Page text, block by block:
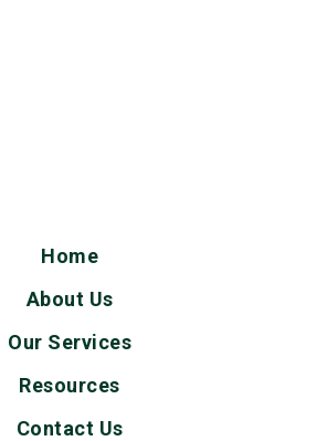
Home
About Us
Our Services
Resources
Contact Us